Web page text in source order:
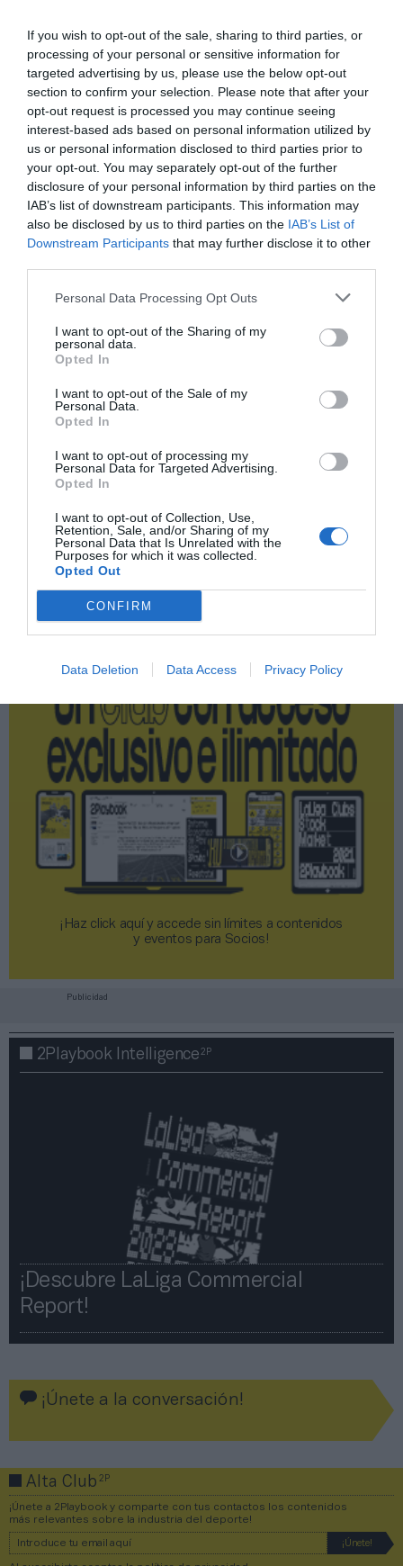
If you wish to opt-out of the sale, sharing to third parties, or
processing of your personal or sensitive information for
targeted advertising by us, please use the below opt-out
section to confirm your selection. Please note that after your
opt-out request is processed you may continue seeing
interest-based ads based on personal information utilized by
us or personal information disclosed to third parties prior to
your opt-out. You may separately opt-out of the further
disclosure of your personal information by third parties on the
IAB’s list of downstream participants. This information may
also be disclosed by us to third parties on the IAB’s List of
Downstream Participants that may further disclose it to other
Personal Data Processing Opt Outs
I want to opt-out of the Sharing of my
personal data.
Opted In
I want to opt-out of the Sale of my
Personal Data.
Opted In
I want to opt-out of processing my
Personal Data for Targeted Advertising.
Opted In
I want to opt-out of Collection, Use,
Retention, Sale, and/or Sharing of my
Personal Data that Is Unrelated with the
Purposes for which it was collected.
Opted Out
CONFIRM
Data Deletion Data Access Privacy Policy
Índex
FC Barcelona
ingresos, Cinto Ajram como director comercialy Mateu
Alemany para la dirección de fútbol. Juan Carlos
Navarro, mito de la sección de baloncesto,ahora
estará liderando la misma en sustitución de Nacho
Rodríguez.
Por otro lado, Carles Cendrós ha vuelto al club, tras
dos años de director de recursos humanos en Desigual,
mientras que el área legal estará dirigida por Pere Lluís
Mellado. Además, Manana Giorgadze será la nueva jefa
del gabinete de presidencia.
Añadir 2Playbookcomo fuente preferida de Google
ACTIVAR AHORA
Compartir
Imprimir
Publicidad
2P
¡Haz click aquí y accede sin límites a contenidos
y eventos para Socios!​​​​​​​
Publicidad
2Playbook Intelligence2P
¡Descubre LaLiga Commercial
Report!​​
¡Únete a la conversación!
Alta Club2P
¡Únete a 2Playbook y comparte con tus contactos los contenidos
más relevantes sobre la industria del deporte!